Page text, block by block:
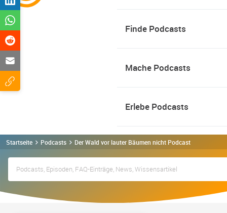
Finde Podcasts
Mache Podcasts
Erlebe Podcasts
Startseite Podcasts Der Wald vor lauter Bäumen nicht Podcast